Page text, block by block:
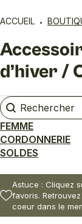
ACCUEIL
d’hiver /
Rechercher
Rechercher
FEMME
CORDONNERIE
SOLDES
Astuce : Cliquez
favoris.
coeur dans le